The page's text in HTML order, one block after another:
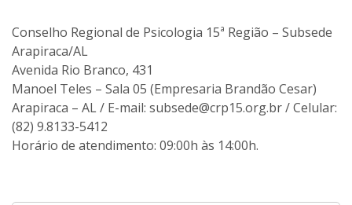
Conselho Regional de Psicologia 15ª Região – Subsede
Arapiraca/AL
Avenida Rio Branco, 431
Manoel Teles – Sala 05 (Empresaria Brandão Cesar)
Arapiraca – AL / E-mail: subsede@crp15.org.br / Celular:
(82) 9.8133-5412
Horário de atendimento: 09:00h às 14:00h.